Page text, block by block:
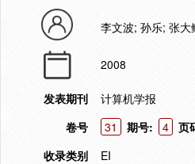
李文波; 孙乐; 张大
2008
发表期刊
计算机学报
卷号
31 期号: 4 页
收录类别
EI